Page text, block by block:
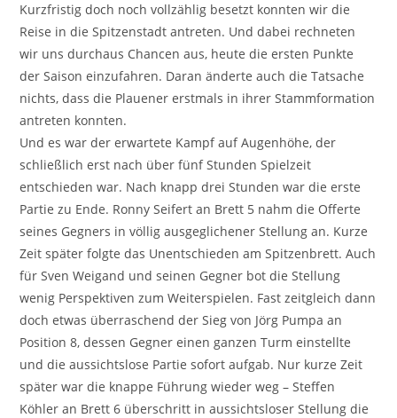
Kurzfristig doch noch vollzählig besetzt konnten wir die
Reise in die Spitzenstadt antreten. Und dabei rechneten
wir uns durchaus Chancen aus, heute die ersten Punkte
der Saison einzufahren. Daran änderte auch die Tatsache
nichts, dass die Plauener erstmals in ihrer Stammformation
antreten konnten.
Und es war der erwartete Kampf auf Augenhöhe, der
schließlich erst nach über fünf Stunden Spielzeit
entschieden war. Nach knapp drei Stunden war die erste
Partie zu Ende. Ronny Seifert an Brett 5 nahm die Offerte
seines Gegners in völlig ausgeglichener Stellung an. Kurze
Zeit später folgte das Unentschieden am Spitzenbrett. Auch
für Sven Weigand und seinen Gegner bot die Stellung
wenig Perspektiven zum Weiterspielen. Fast zeitgleich dann
doch etwas überraschend der Sieg von Jörg Pumpa an
Position 8, dessen Gegner einen ganzen Turm einstellte
und die aussichtslose Partie sofort aufgab. Nur kurze Zeit
später war die knappe Führung wieder weg – Steffen
Köhler an Brett 6 überschritt in aussichtsloser Stellung die